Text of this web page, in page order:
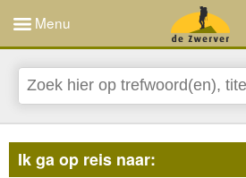
Menu
Ik ga op reis naar: